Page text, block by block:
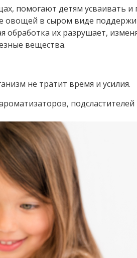
помогают детям усваивать и
в сыром виде
их разрушает,
вещества.
не тратит время и усилия.